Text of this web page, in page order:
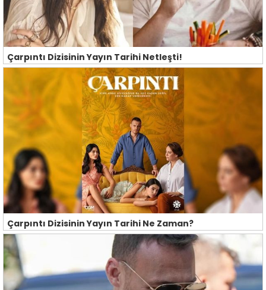
Çarpıntı Dizisinin Yayın Tarihi Netleşti!
Çarpıntı Dizisinin Yayın Tarihi Ne Zaman?